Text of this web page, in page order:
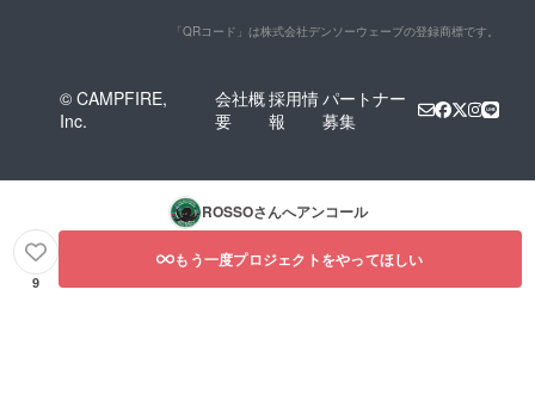
「QRコード」は株式会社デンソーウェーブの登録商標です。
© CAMPFIRE,
Inc.
会社概
要
採用情
報
パートナー
募集
ROSSOさんへアンコール
9
もう一度プロジェクトをやってほしい